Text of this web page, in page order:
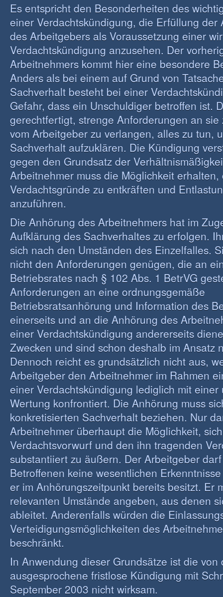
Es entspricht den Besonderheiten des
einer Verdachtskündigung, die Erfüllung der
des Arbeitgebers als Voraussetzung einer
Verdachtskündigung anzusehen. Der
Arbeitnehmers kommt hier eine besondere
Anders als bei einem auf Grund von
Sachverhalt besteht bei einer
Gefahr, dass ein Unschuldiger betroffen ist.
gerechtfertigt, strenge Anforderungen an
vom Arbeitgeber zu verlangen, alles zu tun,
Sachverhalt aufzuklären. Die Kündigung
gegen den Grundsatz der
Arbeitnehmer muss die Möglichkeit erhalten,
Verdachtsgründe zu entkräften und
anzuführen.
Die Anhörung des Arbeitnehmers hat im
Aufklärung des Sachverhaltes zu erfolgen.
sich nach den Umständen des Einzelfalles.
nicht den Anforderungen genügen, die an
Betriebsrates nach § 102 Abs. 1 BetrVG
Anforderungen an eine ordnungsgemäße
Betriebsratsanhörung und Information des
einerseits und an die Anhörung des
einer Verdachtskündigung andererseits
Zwecken und sind schon deshalb im Ansatz
Dennoch reicht es grundsätzlich nicht aus,
Arbeitgeber den Arbeitnehmer im Rahmen
einer Verdachtskündigung lediglich mit
Wertung konfrontiert. Die Anhörung muss
konkretisierten Sachverhalt beziehen. Nur
Arbeitnehmer überhaupt die Möglichkeit,
Verdachtsvorwurf und den ihn tragenden
substantiiert zu äußern. Der Arbeitgeber
Betroffenen keine wesentlichen
er im Anhörungszeitpunkt bereits besitzt. Er
relevanten Umstände angeben, aus denen
ableitet. Anderenfalls würden die
Verteidigungsmöglichkeiten des
beschränkt.
In Anwendung dieser Grundsätze ist die von
ausgesprochene fristlose Kündigung mit
September 2003 nicht wirksam.